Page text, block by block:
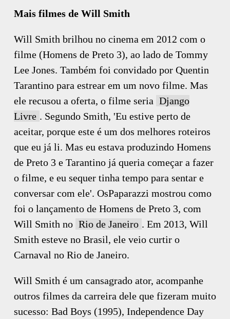
Mais filmes de Will Smith
Will Smith brilhou no cinema em 2012 com o
filme (Homens de Preto 3), ao lado de Tommy
Lee Jones. Também foi convidado por Quentin
Tarantino para estrear em um novo filme. Mas
ele recusou a oferta, o filme seria Django
Livre . Segundo Smith, 'Eu estive perto de
aceitar, porque este é um dos melhores roteiros
que eu já li. Mas eu estava produzindo Homens
de Preto 3 e Tarantino já queria começar a fazer
o filme, e eu sequer tinha tempo para sentar e
conversar com ele'. OsPaparazzi mostrou como
foi o lançamento de Homens de Preto 3, com
Will Smith no Rio de Janeiro . Em 2013, Will
Smith esteve no Brasil, ele veio curtir o
Carnaval no Rio de Janeiro.
Will Smith é um cansagrado ator, acompanhe
outros filmes da carreira dele que fizeram muito
sucesso: Bad Boys (1995), Independence Day